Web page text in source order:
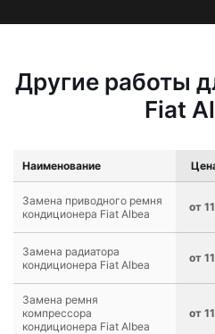
Другие работы
Fiat
Наименование
Замена приводного ремня
кондиционера Fiat Albea
от
Замена радиатора
кондиционера Fiat Albea
от
Замена ремня
компрессора
кондиционера Fiat Albea
от